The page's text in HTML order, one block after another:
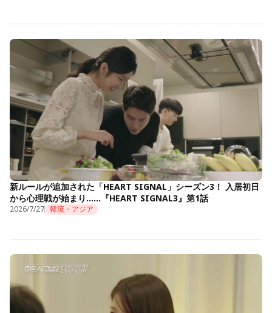
新ルールが追加された「HEART SIGNAL」シーズン3！ 入居初日
から心理戦が始まり……『HEART SIGNAL3』第1話
2026/7/27 韓流・アジア